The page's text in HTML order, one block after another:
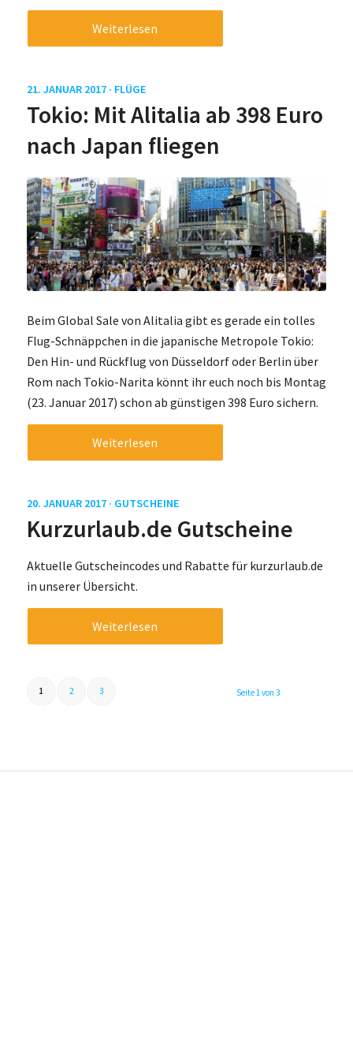
Weiterlesen
21. JANUAR 2017 · FLÜGE
Tokio: Mit Alitalia ab 398 Euro
nach Japan fliegen
Beim Global Sale von Alitalia gibt es gerade ein tolles
Flug-Schnäppchen in die japanische Metropole Tokio:
Den Hin- und Rückflug von Düsseldorf oder Berlin über
Rom nach Tokio-Narita könnt ihr euch noch bis Montag
(23. Januar 2017) schon ab günstigen 398 Euro sichern.
Weiterlesen
20. JANUAR 2017 · GUTSCHEINE
Kurzurlaub.de Gutscheine
Aktuelle Gutscheincodes und Rabatte für kurzurlaub.de
in unserer Übersicht.
Weiterlesen
Seite 1 von 3
1 2 3